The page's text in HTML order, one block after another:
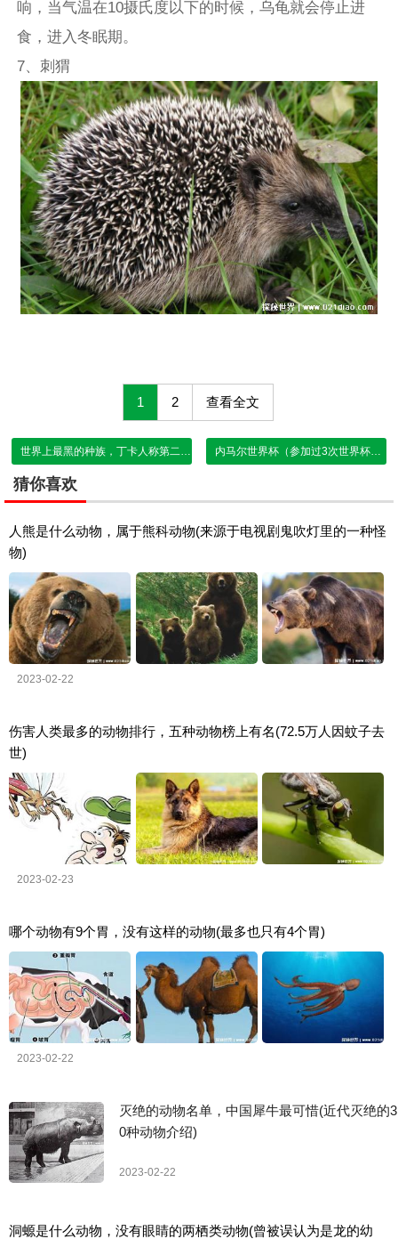
响，当气温在10摄氏度以下的时候，乌龟就会停止进
食，进入冬眠期。
7、刺猬
1 2 查看全文
世界上最黑的种族，丁卡人称第二的话 有谁敢称第一？ 内马尔世界杯（参加过3次世界杯）
猜你喜欢
人熊是什么动物，属于熊科动物(来源于电视剧鬼吹灯里的一种怪
物)
2023-02-22
伤害人类最多的动物排行，五种动物榜上有名(72.5万人因蚊子去
世)
2023-02-23
哪个动物有9个胃，没有这样的动物(最多也只有4个胃)
2023-02-22
灭绝的动物名单，中国犀牛最可惜(近代灭绝的3
0种动物介绍)
2023-02-22
洞螈是什么动物，没有眼睛的两栖类动物(曾被误认为是龙的幼